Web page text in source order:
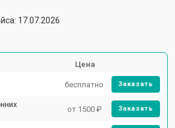
17.07.2026
Цена
бесплатно Заказать
от 1500 ₽ Заказать